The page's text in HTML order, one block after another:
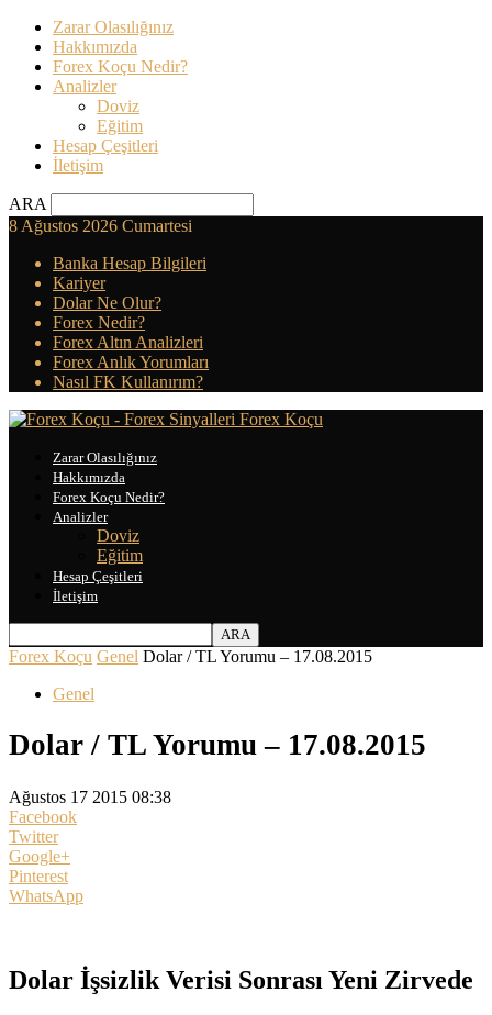
Zarar Olasılığınız
Hakkımızda
Forex Koçu Nedir?
Analizler
Doviz
Eğitim
Hesap Çeşitleri
İletişim
ARA
8 Ağustos 2026 Cumartesi
Banka Hesap Bilgileri
Kariyer
Dolar Ne Olur?
Forex Nedir?
Forex Altın Analizleri
Forex Anlık Yorumları
Nasıl FK Kullanırım?
Forex Koçu
Zarar Olasılığınız
Hakkımızda
Forex Koçu Nedir?
Analizler
Doviz
Eğitim
Hesap Çeşitleri
İletişim
Forex Koçu Genel Dolar / TL Yorumu – 17.08.2015
Genel
Dolar / TL Yorumu – 17.08.2015
Ağustos 17 2015 08:38
Facebook
Twitter
Google+
Pinterest
WhatsApp
Dolar İşsizlik Verisi Sonrası Yeni Zirvede